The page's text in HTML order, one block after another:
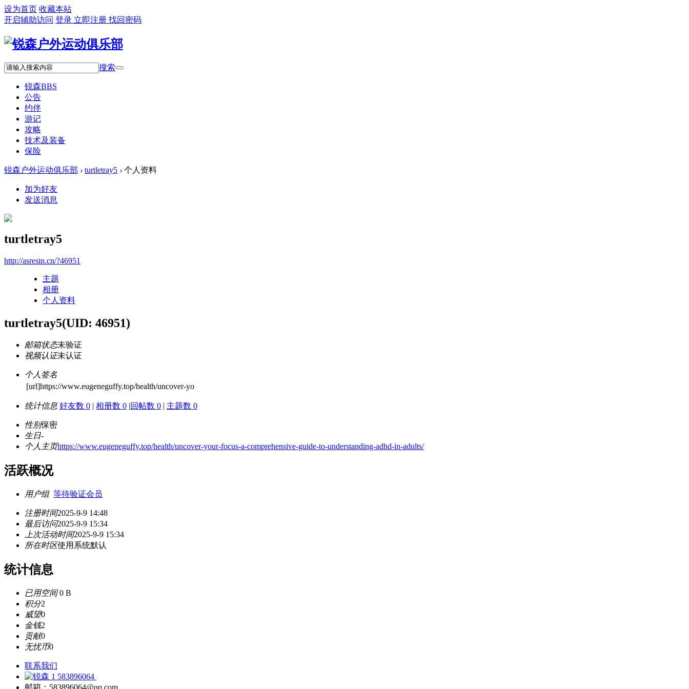
设为首页 收藏本站
开启辅助访问 登录 立即注册 找回密码
搜索
锐森BBS
公告
约伴
游记
攻略
技术及装备
保险
锐森户外运动俱乐部 › turtletray5 › 个人资料
加为好友
发送消息
turtletray5
http://asresin.cn/?46951
主题
相册
个人资料
turtletray5(UID: 46951)
邮箱状态未验证
视频认证未认证
个人签名
[url]https://www.eugeneguffy.top/health/uncover-yo
统计信息 好友数 0 | 相册数 0 |回帖数 0 | 主题数 0
性别保密
生日-
个人主页https://www.eugeneguffy.top/health/uncover-your-focus-a-comprehensive-guide-to-understanding-adhd-in-adults/
活跃概况
用户组 等待验证会员
注册时间2025-9-9 14:48
最后访问2025-9-9 15:34
上次活动时间2025-9-9 15:34
所在时区使用系统默认
统计信息
已用空间0 B
积分2
威望0
金钱2
贡献0
无忧币0
联系我们
583896064
邮箱：583896064@qq.com